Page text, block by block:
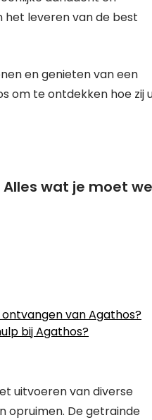
het leveren van de best
en genieten van een
om te ontdekken hoe zij
wat je moet
van Agathos?
bij Agathos?
uitvoeren van diverse
opruimen. De getrainde